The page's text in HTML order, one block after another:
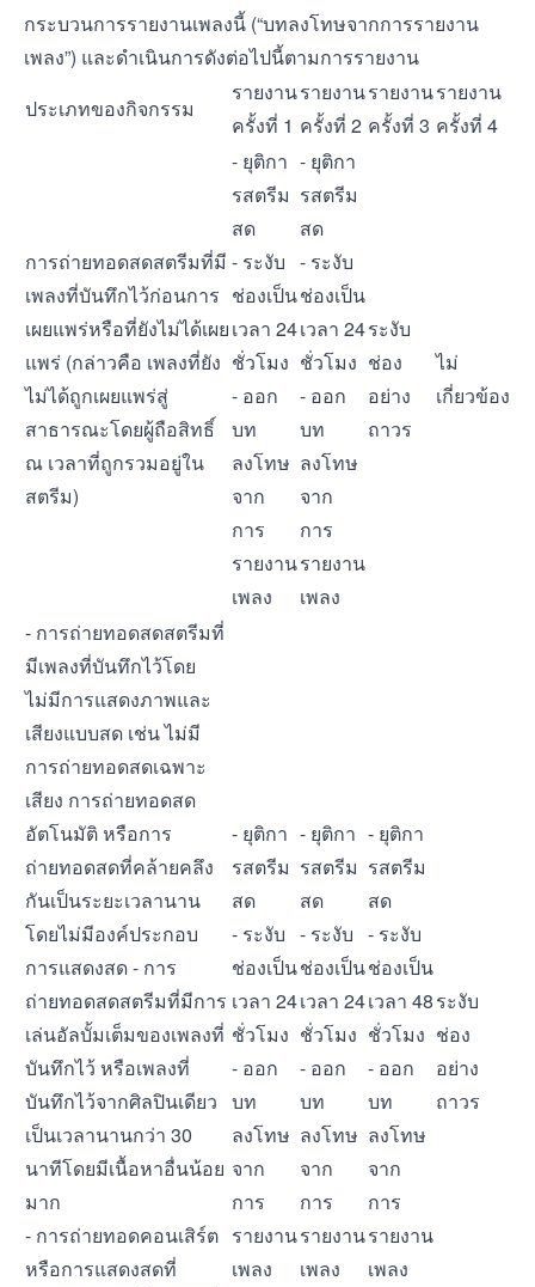
กระบวนการรายงานเพลงนี้ (“บทลงโทษจากการรายงาน
เพลง”) และดำเนินการดังต่อไปนี้ตามการรายงาน
ประเภทของกิจกรรม
รายงาน
ครั้งที่ 1
รายงาน
ครั้งที่ 2
รายงาน
ครั้งที่ 3
รายงาน
ครั้งที่ 4
การถ่ายทอดสดสตรีมที่มี
เพลงที่บันทึกไว้ก่อนการ
เผยแพร่หรือที่ยังไม่ได้เผย
แพร่ (กล่าวคือ เพลงที่ยัง
ไม่ได้ถูกเผยแพร่สู่
สาธารณะโดยผู้ถือสิทธิ์
ณ เวลาที่ถูกรวมอยู่ใน
สตรีม)
- ยุติกา
รสตรีม
สด
- ระงับ
ช่องเป็น
เวลา 24
ชั่วโมง
- ออก
บท
ลงโทษ
จาก
การ
รายงาน
เพลง
- ยุติกา
รสตรีม
สด
- ระงับ
ช่องเป็น
เวลา 24
ชั่วโมง
- ออก
บท
ลงโทษ
จาก
การ
รายงาน
เพลง
ระงับ
ช่อง
อย่าง
ถาวร
ไม่
เกี่ยวข้อง
- การถ่ายทอดสดสตรีมที่
มีเพลงที่บันทึกไว้โดย
ไม่มีการแสดงภาพและ
เสียงแบบสด เช่น ไม่มี
การถ่ายทอดสดเฉพาะ
เสียง การถ่ายทอดสด
อัตโนมัติ หรือการ
ถ่ายทอดสดที่คล้ายคลึง
กันเป็นระยะเวลานาน
โดยไม่มีองค์ประกอบ
การแสดงสด - การ
ถ่ายทอดสดสตรีมที่มีการ
เล่นอัลบั้มเต็มของเพลงที่
บันทึกไว้ หรือเพลงที่
บันทึกไว้จากศิลปินเดียว
เป็นเวลานานกว่า 30
นาทีโดยมีเนื้อหาอื่นน้อย
มาก
- การถ่ายทอดคอนเสิร์ต
หรือการแสดงสดที่
- ยุติกา
รสตรีม
สด
- ระงับ
ช่องเป็น
เวลา 24
ชั่วโมง
- ออก
บท
ลงโทษ
จาก
การ
รายงาน
เพลง
- ยุติกา
รสตรีม
สด
- ระงับ
ช่องเป็น
เวลา 24
ชั่วโมง
- ออก
บท
ลงโทษ
จาก
การ
รายงาน
เพลง
- ยุติกา
รสตรีม
สด
- ระงับ
ช่องเป็น
เวลา 48
ชั่วโมง
- ออก
บท
ลงโทษ
จาก
การ
รายงาน
เพลง
ระงับ
ช่อง
อย่าง
ถาวร